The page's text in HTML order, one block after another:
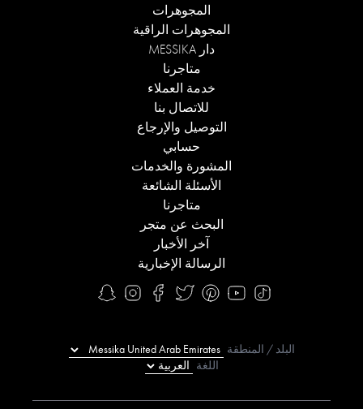
المجوهرات
المجوهرات الراقية
دار MESSIKA
متاجرنا
خدمة العملاء
للاتصال بنا
التوصيل والإرجاع
حسابي
المشورة والخدمات
الأسئلة الشائعة
متاجرنا
البحث عن متجر
آخر الأخبار
الرسالة الإخبارية
البلد / المنطقة
اللغة